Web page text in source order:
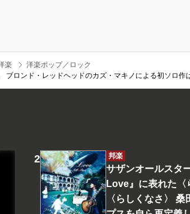
楽
洋楽ポップ／ロック
ブロンド・レッドヘッドのカズ・マキノによる初ソロ
邦楽
サザンオールスタ
Love』に表れた〈
〈らしくなさ〉 桑